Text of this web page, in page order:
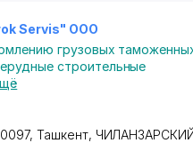
не выше 1250 0С (зона
зона кальцинирования,
и стен колосникового
Servis" ООО
грузовых
строительные
Ташкент,